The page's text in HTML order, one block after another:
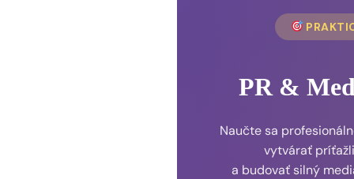
PR &
Naučte sa
vytvárať
a budovať silný